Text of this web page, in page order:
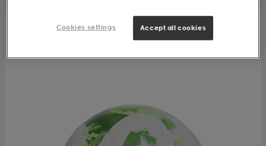
Cookies settings Accept all cookies